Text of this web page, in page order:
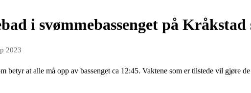
i svømmebassenget på Kråkstad
2023
betyr at alle må opp av bassenget ca 12:45. Vaktene som er tilstede vil gjøre